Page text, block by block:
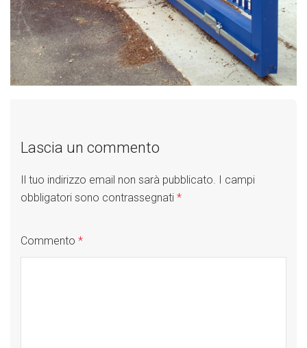
Lascia un commento
Il tuo indirizzo email non sarà pubblicato.
I campi
obbligatori sono contrassegnati *
Commento *